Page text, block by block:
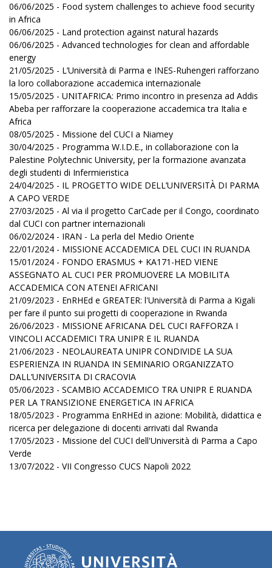
06/06/2025 - Food system challenges to achieve food security
in Africa
06/06/2025 - Land protection against natural hazards
06/06/2025 - Advanced technologies for clean and affordable
energy
21/05/2025 - L’Università di Parma e INES-Ruhengeri rafforzano
la loro collaborazione accademica internazionale
15/05/2025 - UNITAFRICA: Primo incontro in presenza ad Addis
Abeba per rafforzare la cooperazione accademica tra Italia e
Africa
08/05/2025 - Missione del CUCI a Niamey
30/04/2025 - Programma W.I.D.E., in collaborazione con la
Palestine Polytechnic University, per la formazione avanzata
degli studenti di Infermieristica
24/04/2025 - IL PROGETTO WIDE DELL’UNIVERSITÀ DI PARMA
A CAPO VERDE
27/03/2025 - Al via il progetto CarCade per il Congo, coordinato
dal CUCI con partner internazionali
06/02/2024 - IRAN - La perla del Medio Oriente
22/01/2024 - MISSIONE ACCADEMICA DEL CUCI IN RUANDA
15/01/2024 - FONDO ERASMUS + KA171-HED VIENE
ASSEGNATO AL CUCI PER PROMUOVERE LA MOBILITA
ACCADEMICA CON ATENEI AFRICANI
21/09/2023 - EnRHEd e GREATER: l'Università di Parma a Kigali
per fare il punto sui progetti di cooperazione in Rwanda
26/06/2023 - MISSIONE AFRICANA DEL CUCI RAFFORZA I
VINCOLI ACCADEMICI TRA UNIPR E IL RUANDA
21/06/2023 - NEOLAUREATA UNIPR CONDIVIDE LA SUA
ESPERIENZA IN RUANDA IN SEMINARIO ORGANIZZATO
DALL’UNIVERSITA DI CRACOVIA
05/06/2023 - SCAMBIO ACCADEMICO TRA UNIPR E RUANDA
PER LA TRANSIZIONE ENERGETICA IN AFRICA
18/05/2023 - Programma EnRHEd in azione: Mobilità, didattica e
ricerca per delegazione di docenti arrivati dal Rwanda
17/05/2023 - Missione del CUCI dell'Università di Parma a Capo
Verde
13/07/2022 - VII Congresso CUCS Napoli 2022